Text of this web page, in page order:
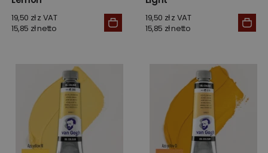
19,50 zł z VAT
15,85 zł netto
19,50 zł z VAT
15,85 zł netto